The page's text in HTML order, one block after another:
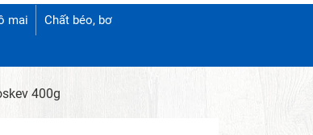
mai Chất béo, bơ
400g